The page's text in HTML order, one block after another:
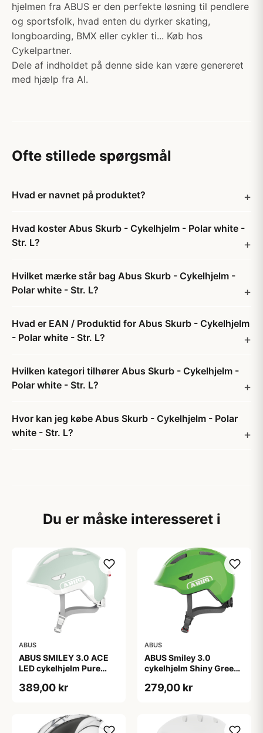
hjelmen fra ABUS er den perfekte løsning til pendlere
og sportsfolk, hvad enten du dyrker skating,
longboarding, BMX eller cykler ti... Køb hos
Cykelpartner.
Dele af indholdet på denne side kan være genereret
med hjælp fra AI.
Ofte stillede spørgsmål
Hvad er navnet på produktet?
Hvad koster Abus Skurb - Cykelhjelm - Polar white -
Str. L?
Hvilket mærke står bag Abus Skurb - Cykelhjelm -
Polar white - Str. L?
Hvad er EAN / Produktid for Abus Skurb - Cykelhjelm
- Polar white - Str. L?
Hvilken kategori tilhører Abus Skurb - Cykelhjelm -
Polar white - Str. L?
Hvor kan jeg købe Abus Skurb - Cykelhjelm - Polar
white - Str. L?
Du er måske interesseret i
ABUS
ABUS SMILEY 3.0 ACE
LED cykelhjelm Pure
389,00 kr
ABUS
ABUS Smiley 3.0
cykelhjelm Shiny Green
cm)
279,00 kr